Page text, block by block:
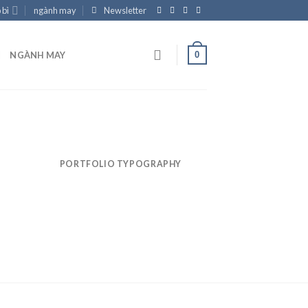
bì ngành may Newsletter
NGÀNH MAY 0
PORTFOLIO TYPOGRAPHY